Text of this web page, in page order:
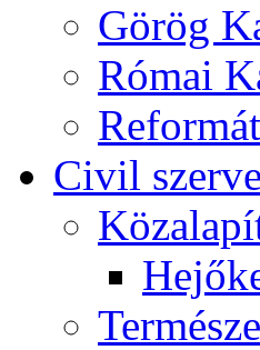
Görög
Római
Civil